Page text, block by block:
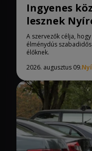
Ingyenes
lesznek
A szervezők célja,
élménydús
élőknek.
2026. augusztus 09.